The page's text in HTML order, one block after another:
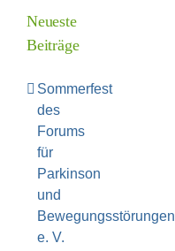
Neueste
Beiträge
Sommerfest
des
Forums
für
Parkinson
und
Bewegungsstörungen
e. V.